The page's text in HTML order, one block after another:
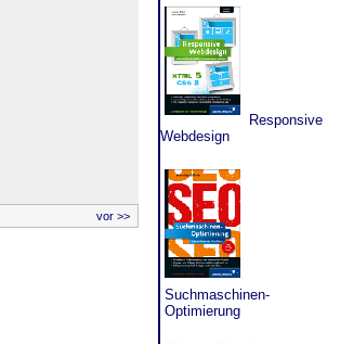
vor >>
Responsive
Webdesign
Suchmaschinen-
Optimierung